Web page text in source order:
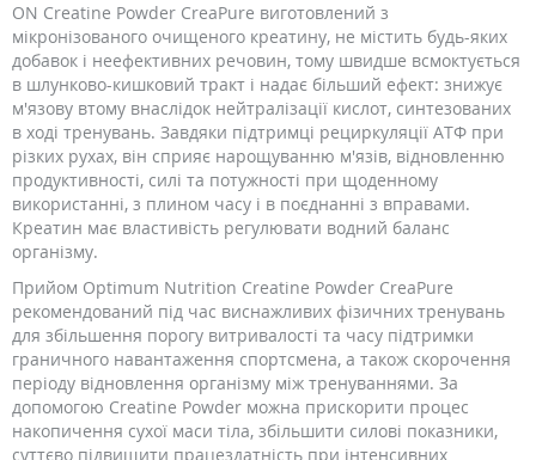
ON Creatine Powder CreaPure виготовлений з
мікронізованого очищеного креатину, не містить будь-яких
добавок і неефективних речовин, тому швидше всмоктується
в шлунково-кишковий тракт і надає більший ефект: знижує
м'язову втому внаслідок нейтралізації кислот, синтезованих
в ході тренувань. Завдяки підтримці рециркуляції АТФ при
різких рухах, він сприяє нарощуванню м'язів, відновленню
продуктивності, силі та потужності при щоденному
використанні, з плином часу і в поєднанні з вправами.
Креатин має властивість регулювати водний баланс
організму.
Прийом Optimum Nutrition Creatine Powder CreaPure
рекомендований під час виснажливих фізичних тренувань
для збільшення порогу витривалості та часу підтримки
граничного навантаження спортсмена, а також скорочення
періоду відновлення організму між тренуваннями. За
допомогою Creatine Powder можна прискорити процес
накопичення сухої маси тіла, збільшити силові показники,
суттєво підвищити працездатність при інтенсивних